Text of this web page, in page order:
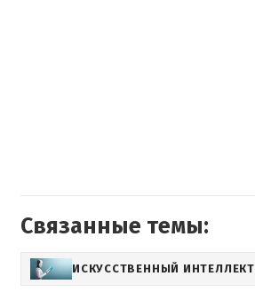
Связанные темы:
ИСКУССТВЕННЫЙ ИНТЕЛЛЕКТ